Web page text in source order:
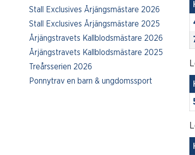
Stall Exclusives Årjängsmästare 2026
Stall Exclusives Årjängsmästare 2025
Årjängstravets Kallblodsmästare 2026
Årjängstravets Kallblodsmästare 2025
Treårsserien 2026
Ponnytrav en barn & ungdomssport